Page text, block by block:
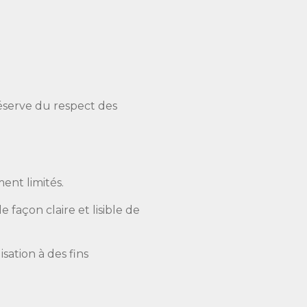
du respect des
limités.
façon claire et lisible de
à des fins